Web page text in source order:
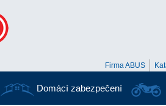
Firma ABUS
Domácí zabezpečení